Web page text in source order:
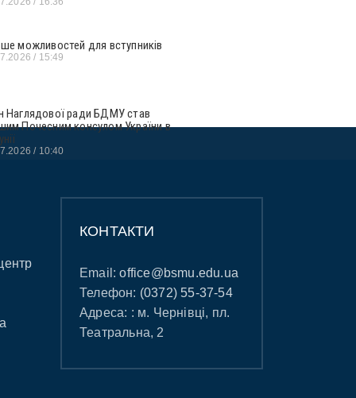
можливостей для вступників
15:49
Наглядової ради БДМУ став
Почесним консулом України в
10:40
КОНТАКТИ
Email:office@bsmu.edu.ua
Телефон: (0372) 55-37-54
Адреса: : м. Чернівці, пл.
Театральна, 2